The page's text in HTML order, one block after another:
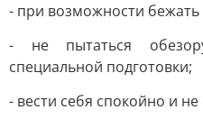
- при возможности
- не пытаться
специальной подготовки;
- вести себя спокойно и